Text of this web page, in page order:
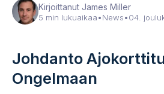
Kirjoittanut James Miller
5 min lukuaikaa•News•04.
Johdanto
Ongelmaan